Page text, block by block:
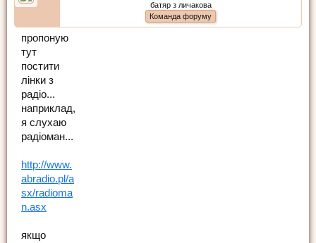
батяр з личакова
Команда форуму
пропоную
тут
постити
лінки з
радіо...
наприклад,
я слухаю
радіоман...
http://www.
abradio.pl/a
sx/radioma
n.asx
якщо